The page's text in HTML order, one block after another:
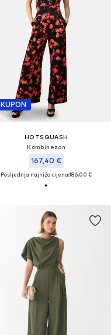
KUPON
HOTSQUASH
Kombinezon
167,40 €
Posljednja najniža cijena:186,00 €